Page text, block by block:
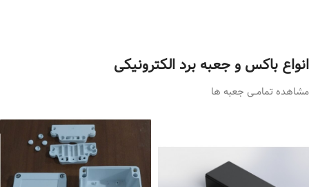
انواع باکس و جعبه برد الکترونیکی
مشاهده تمامــی جعبه ها